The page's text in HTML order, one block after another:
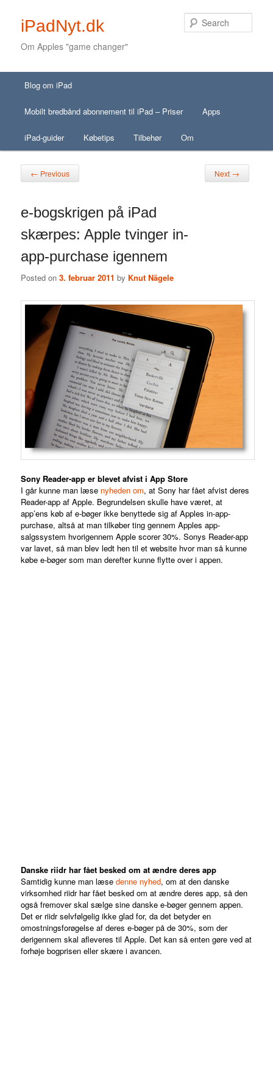
iPadNyt.dk
Om Apples "game changer"
Secondary menu
Skip to primary content
Skip to secondary content
Skip to primary content
Skip to secondary content
Blog om iPad
Mobilt bredbånd abonnement til iPad – Priser Apps
iPad-guider Købetips Tilbehør Om
Post navigation
← Previous Next →
e-bogskrigen på iPad
skærpes: Apple tvinger in-
app-purchase igennem
Posted on3. februar 2011 by Knut Nägele
Sony Reader-app er blevet afvist i App Store
I går kunne man læse nyheden om, at Sony har fået afvist deres
Reader-app af Apple. Begrundelsen skulle have været, at
app’ens køb af e-bøger ikke benyttede sig af Apples in-app-
purchase, altså at man tilkøber ting gennem Apples app-
salgssystem hvorigennem Apple scorer 30%. Sonys Reader-app
var lavet, så man blev ledt hen til et website hvor man så kunne
købe e-bøger som man derefter kunne flytte over i appen.
Danske riidr har fået besked om at ændre deres app
Samtidig kunne man læsedenne nyhed, om at den danske
virksomhed riidr har fået besked om at ændre deres app, så den
også fremover skal sælge sine danske e-bøger gennem appen.
Det er riidr selvfølgelig ikke glad for, da det betyder en
omostningsforøgelse af deres e-bøger på de 30%, som der
derigennem skal afleveres til Apple. Det kan så enten gøre ved at
forhøje bogprisen eller skære i avancen.